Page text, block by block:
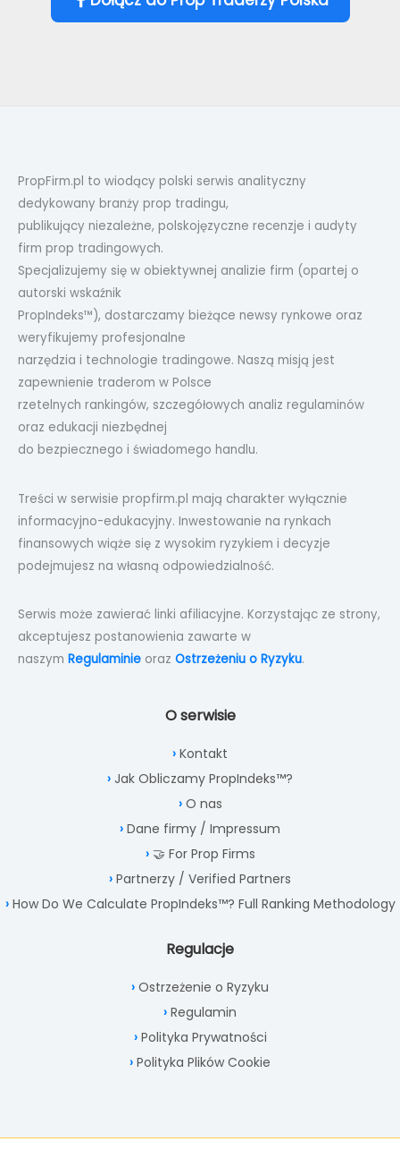
PropFirm.pl to wiodący polski serwis analityczny
dedykowany branży prop tradingu,
publikujący niezależne, polskojęzyczne recenzje i audyty
firm prop tradingowych.
Specjalizujemy się w obiektywnej analizie firm (opartej o
autorski wskaźnik
PropIndeks™), dostarczamy bieżące newsy rynkowe oraz
weryfikujemy profesjonalne
narzędzia i technologie tradingowe. Naszą misją jest
zapewnienie traderom w Polsce
rzetelnych rankingów, szczegółowych analiz regulaminów
oraz edukacji niezbędnej
do bezpiecznego i świadomego handlu.
Treści w serwisie propfirm.pl mają charakter wyłącznie
informacyjno-edukacyjny. Inwestowanie na rynkach
finansowych wiąże się z wysokim ryzykiem i decyzje
podejmujesz na własną odpowiedzialność.
Serwis może zawierać linki afiliacyjne. Korzystając ze strony,
akceptujesz postanowienia zawarte w
naszym Regulaminie oraz Ostrzeżeniu o Ryzyku.
O serwisie
Kontakt
Jak Obliczamy PropIndeks™?
O nas
Dane firmy / Impressum
🤝 For Prop Firms
Partnerzy / Verified Partners
How Do We Calculate PropIndeks™? Full Ranking Methodology
Regulacje
Ostrzeżenie o Ryzyku
Regulamin
Polityka Prywatności
Polityka Plików Cookie